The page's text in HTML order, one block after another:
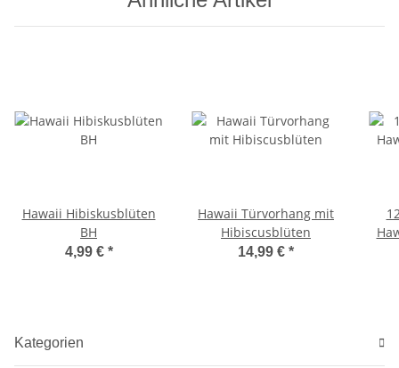
Hawaii Hibiskusblüten
BH
4,99 € *
Hawaii Türvorhang mit
Hibiscusblüten
14,99 € *
Kategorien